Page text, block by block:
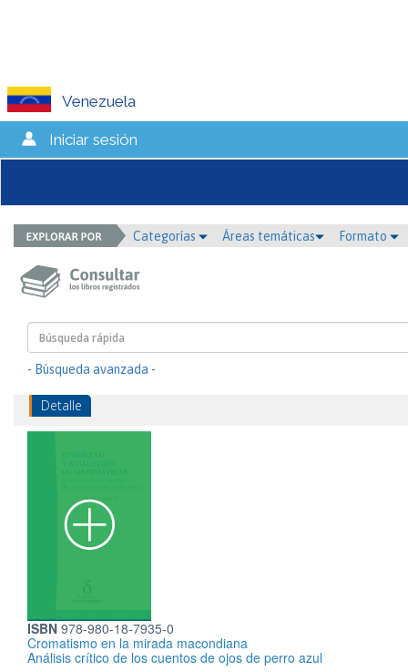
Venezuela
Iniciar sesión
Categorías Áreas temáticas Formato
- Búsqueda avanzada -
Detalle
ISBN 978-980-18-7935-0
Cromatismo en la mirada macondiana
Análisis crítico de los cuentos de ojos de perro azul